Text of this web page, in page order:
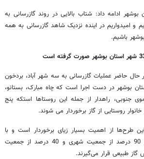
ادامه داد: شتاب بالایی در روند گازرسانی به
و امیدواریم در اینده نزدیک شاهد گازرسانی به همه
باشیم.
حال حاضر عملیات گازرسانی به سه شهر آباد، بردخون
روستای استان بوشهر در دست اجرا است که چاه مبارک، بستانو،
جنوبی، راهدار از جمله این روستاها استکه پنج
طرح‌ها از اهمیت بسیار زیای برخوردار است و با
اجرای این طرح‌ها بیش از 90 درصد از جمعیت شهری و 40 درصد از جمعیت
طبیعی قرار می‌گیرند.